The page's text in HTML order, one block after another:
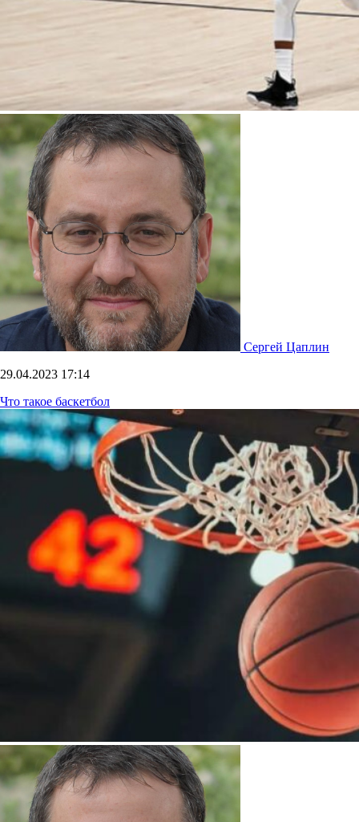
Сергей Цаплин
29.04.2023 17:14
Что такое баскетбол